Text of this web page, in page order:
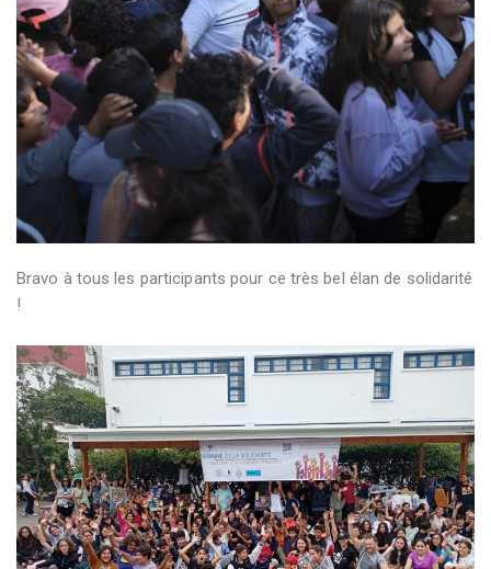
Bravo à tous les participants pour ce très bel élan de solidarité
!